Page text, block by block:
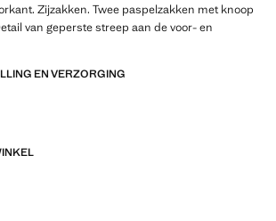
Zijzakken. Twee paspelzakken met knoop
van geperste streep aan de voor- en
EN VERZORGING
kledingstukken en trends